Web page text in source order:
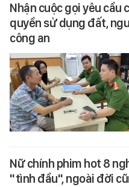
Nhận cuộc gọi yêu cầu
quyền sử dụng đất,
công an
Nữ chính phim hot 8
"tình đầu", ngoài đời